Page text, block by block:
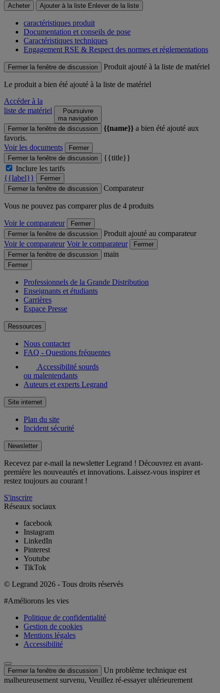
Acheter Ajouter à la liste Enlever de la liste
caractéristiques produit
Documentation et conseils de pose
Caractéristiques techniques
Engagement RSE & Respect des normes et réglementations
Fermer la fenêtre de discussion Produit ajouté à la liste de matériel
Le produita bien été ajouté à la liste de matériel
Accéder à la
liste de matériel
Poursuivre
ma navigation
Fermer la fenêtre de discussion
{{name}} a bien été ajouté aux
favoris.
Voir les documents
Fermer
Fermer la fenêtre de discussion
{{title}}
Inclure les tarifs
{{label}}
Fermer
Fermer la fenêtre de discussion
Comparateur
Vous ne pouvez pas comparer plus de 4 produits
Voir le comparateur
Fermer
Fermer la fenêtre de discussion
Produit ajouté au comparateur
Voir le comparateur Voir le comparateur
Fermer
Fermer la fenêtre de discussion
main
Fermer
Professionnels de la Grande Distribution
Enseignants et étudiants
Carrières
Espace Presse
Ressources
Nous contacter
FAQ - Questions fréquentes
Accessibilité sourds
ou malentendants
Auteurs et experts Legrand
Site internet
Plan du site
Incident sécurité
Newsletter
Recevez par e-mail la newsletter Legrand ! Découvrez en avant-
première les nouveautés et innovations. Laissez-vous inspirer et
restez toujours au courant !
S'inscrire
Réseaux sociaux
facebook
Instagram
LinkedIn
Pinterest
Youtube
TikTok
© Legrand 2026 - Tous droits réservés
#Améliorons les vies
Politique de confidentialité
Gestion de cookies
Mentions légales
Accessibilité
Fermer la fenêtre de discussion
Un problème technique est
malheureusement survenu, Veuillez ré-essayer ultérieurement